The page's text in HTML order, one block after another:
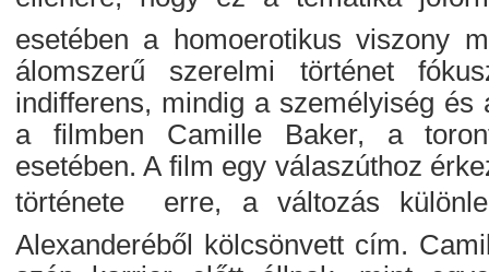
esetében a homoerotikus viszony
álomszerű szerelmi történet
indifferens, mindig a személyiség
a filmben Camille Baker, a
esetében. A film egy válaszúthoz
története  erre, a változás
Alexanderéből kölcsönvett cím.